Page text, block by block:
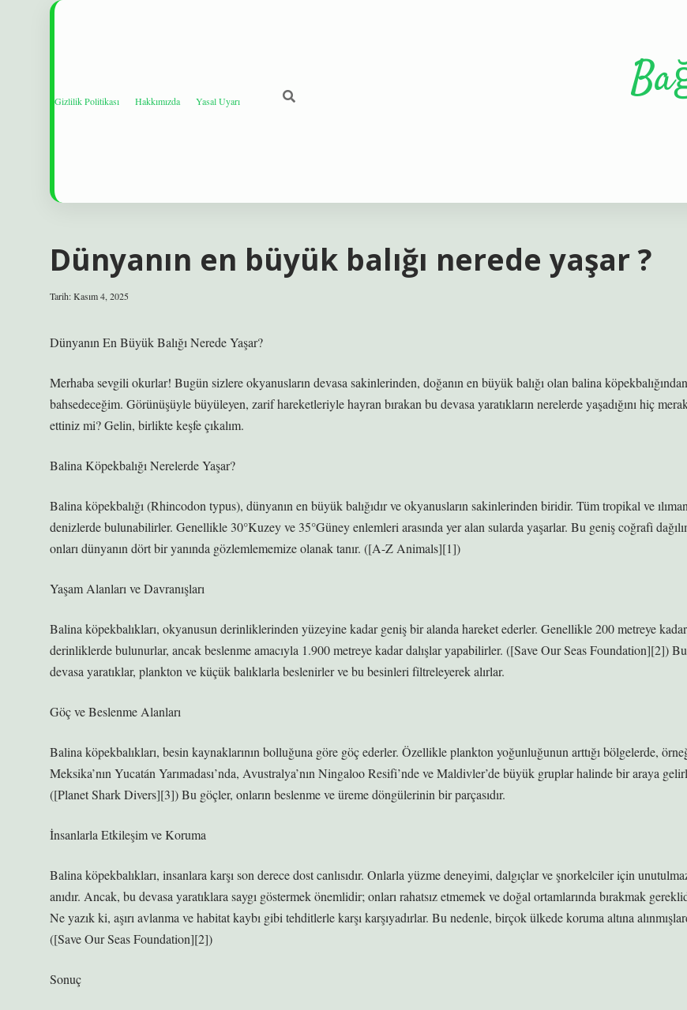
Gizlilik Politikası Hakkımızda Yasal Uyarı
Dünyanın en büyük balığı nerede yaşar ?
Tarih: Kasım 4, 2025
Dünyanın En Büyük Balığı Nerede Yaşar?
Merhaba sevgili okurlar! Bugün sizlere okyanusların devasa sakinlerinden, doğanın en büyük balığı olan balina köpekbalığından
bahsedeceğim. Görünüşüyle büyüleyen, zarif hareketleriyle hayran bırakan bu devasa yaratıkların nerelerde yaşadığını hiç
ettiniz mi? Gelin, birlikte keşfe çıkalım.
Balina Köpekbalığı Nerelerde Yaşar?
Balina köpekbalığı (Rhincodon typus), dünyanın en büyük balığıdır ve okyanusların sakinlerinden biridir. Tüm tropikal ve ılıman
denizlerde bulunabilirler. Genellikle 30°Kuzey ve 35°Güney enlemleri arasında yer alan sularda yaşarlar. Bu geniş coğrafi
onları dünyanın dört bir yanında gözlemlememize olanak tanır. ([A-Z Animals][1])
Yaşam Alanları ve Davranışları
Balina köpekbalıkları, okyanusun derinliklerinden yüzeyine kadar geniş bir alanda hareket ederler. Genellikle 200 metreye kadar
derinliklerde bulunurlar, ancak beslenme amacıyla 1.900 metreye kadar dalışlar yapabilirler. ([Save Our Seas Foundation][2]) Bu
devasa yaratıklar, plankton ve küçük balıklarla beslenirler ve bu besinleri filtreleyerek alırlar.
Göç ve Beslenme Alanları
Balina köpekbalıkları, besin kaynaklarının bolluğuna göre göç ederler. Özellikle plankton yoğunluğunun arttığı bölgelerde,
Meksika’nın Yucatán Yarımadası’nda, Avustralya’nın Ningaloo Resifi’nde ve Maldivler’de büyük gruplar halinde bir araya
([Planet Shark Divers][3]) Bu göçler, onların beslenme ve üreme döngülerinin bir parçasıdır.
İnsanlarla Etkileşim ve Koruma
Balina köpekbalıkları, insanlara karşı son derece dost canlısıdır. Onlarla yüzme deneyimi, dalgıçlar ve şnorkelciler için
anıdır. Ancak, bu devasa yaratıklara saygı göstermek önemlidir; onları rahatsız etmemek ve doğal ortamlarında bırakmak
Ne yazık ki, aşırı avlanma ve habitat kaybı gibi tehditlerle karşı karşıyadırlar. Bu nedenle, birçok ülkede koruma altına
([Save Our Seas Foundation][2])
Sonuç